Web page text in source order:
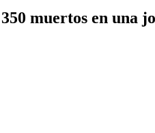
muertos en una